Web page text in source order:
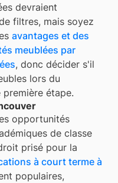
devraient
filtres, mais soyez
avantages et des
meublées par
, donc décider s'il
lors du
étape.
opportunités
de classe
prisé pour la
à court terme à
populaires,